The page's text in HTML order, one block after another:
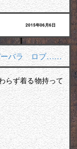
2015年06月6日
バラ ロブ……
らず着る物持って